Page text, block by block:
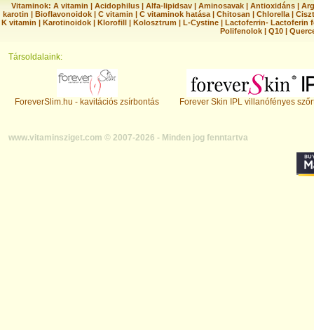
Vitaminok: A vitamin |Acidophilus |Alfa-lipidsav |Aminosavak |Antioxidáns |
karotin | Bioflavonoidok | C vitamin | C vitaminok hatása | Chitosan | Chlorella |
K vitamin | Karotinoidok | Klorofill | Kolosztrum | L-Cystine | Lactoferrin- Lactoferin
Polifenolok |Q10 |
Társoldalaink:
ForeverSlim.hu - kavitációs zsírbontás Forever Skin IPL villanófényes
www.vitaminsziget.com © 2007-2026 - Minden jog fenntartva